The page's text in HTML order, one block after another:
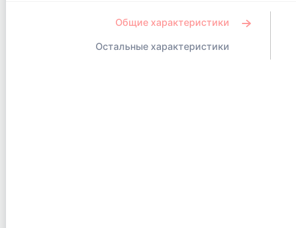
Общие характеристики
Остальные характеристики